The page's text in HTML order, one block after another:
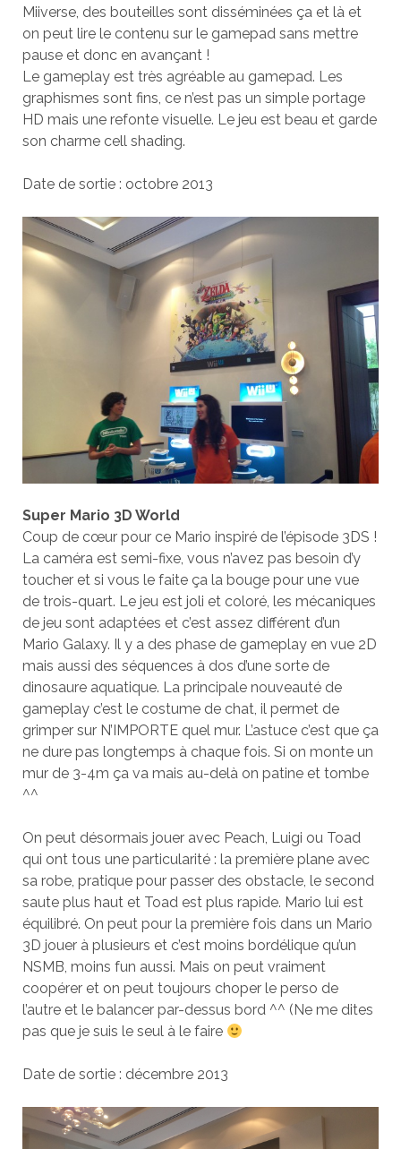
Miiverse, des bouteilles sont disséminées ça et là et
on peut lire le contenu sur le gamepad sans mettre
pause et donc en avançant !
Le gameplay est très agréable au gamepad. Les
graphismes sont fins, ce n’est pas un simple portage
HD mais une refonte visuelle. Le jeu est beau et garde
son charme cell shading.
Date de sortie : octobre 2013
Super Mario 3D World
Coup de cœur pour ce Mario inspiré de l’épisode 3DS !
La caméra est semi-fixe, vous n’avez pas besoin d’y
toucher et si vous le faite ça la bouge pour une vue
de trois-quart. Le jeu est joli et coloré, les mécaniques
de jeu sont adaptées et c’est assez différent d’un
Mario Galaxy. Il y a des phase de gameplay en vue 2D
mais aussi des séquences à dos d’une sorte de
dinosaure aquatique. La principale nouveauté de
gameplay c’est le costume de chat, il permet de
grimper sur N’IMPORTE quel mur. L’astuce c’est que ça
ne dure pas longtemps à chaque fois. Si on monte un
mur de 3-4m ça va mais au-delà on patine et tombe
^^
On peut désormais jouer avec Peach, Luigi ou Toad
qui ont tous une particularité : la première plane avec
sa robe, pratique pour passer des obstacle, le second
saute plus haut et Toad est plus rapide. Mario lui est
équilibré. On peut pour la première fois dans un Mario
3D jouer à plusieurs et c’est moins bordélique qu’un
NSMB, moins fun aussi. Mais on peut vraiment
coopérer et on peut toujours choper le perso de
l’autre et le balancer par-dessus bord ^^ (Ne me dites
pas que je suis le seul à le faire
Date de sortie : décembre 2013